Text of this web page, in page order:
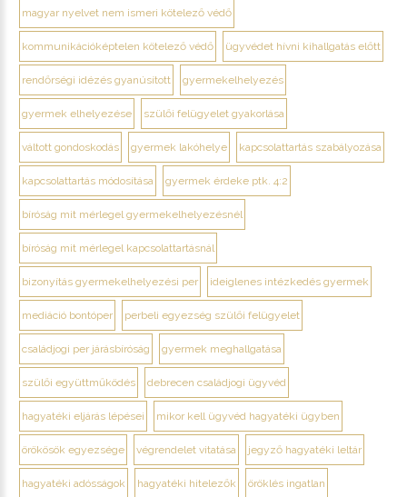
magyar nyelvet nem ismeri kötelező védő
kommunikációképtelen kötelező védő ügyvédet hívni kihallgatás előtt
rendőrségi idézés gyanúsított gyermekelhelyezés
gyermek elhelyezése szülői felügyelet gyakorlása
váltott gondoskodás gyermek lakóhelye kapcsolattartás szabályozása
kapcsolattartás módosítása gyermek érdeke ptk. 4:2
bíróság mit mérlegel gyermekelhelyezésnél
bíróság mit mérlegel kapcsolattartásnál
bizonyítás gyermekelhelyezési per ideiglenes intézkedés gyermek
mediáció bontóper perbeli egyezség szülői felügyelet
családjogi per járásbíróság gyermek meghallgatása
szülői együttműködés debrecen családjogi ügyvéd
hagyatéki eljárás lépései mikor kell ügyvéd hagyatéki ügyben
örökösök egyezsége végrendelet vitatása jegyző hagyatéki leltár
hagyatéki adósságok hagyatéki hitelezők öröklés ingatlan